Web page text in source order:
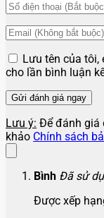
Lưu tên của tôi,
cho lần bình luận
Lưu ý: Để đánh giá
khảo Chính sách
Bình Đã sử
Được xếp